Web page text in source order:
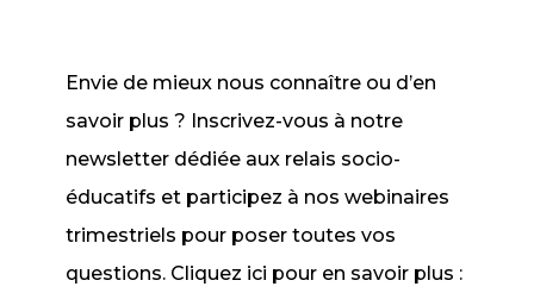
Envie de mieux nous connaître ou d’en
savoir plus ? Inscrivez-vous à notre
newsletter dédiée aux relais socio-
éducatifs et participez à nos webinaires
trimestriels pour poser toutes vos
questions. Cliquez ici pour en savoir plus :